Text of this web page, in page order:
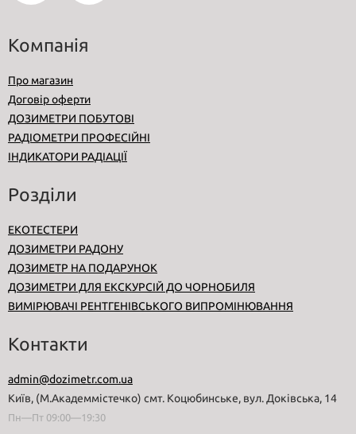
Компанія
Про магазин
Договір оферти
ДОЗИМЕТРИ ПОБУТОВІ
РАДІОМЕТРИ ПРОФЕСІЙНІ
ІНДИКАТОРИ РАДІАЦІЇ
Розділи
ЕКОТЕСТЕРИ
ДОЗИМЕТРИ РАДОНУ
ДОЗИМЕТР НА ПОДАРУНОК
ДОЗИМЕТРИ ДЛЯ ЕКСКУРСІЙ ДО ЧОРНОБИЛЯ
ВИМІРЮВАЧІ РЕНТГЕНІВСЬКОГО ВИПРОМІНЮВАННЯ
Контакти
admin@dozimetr.com.ua
Київ, (М.Академмістечко) смт. Коцюбинське, вул. Доківська, 14
Пн—Пт 09:00—19:30